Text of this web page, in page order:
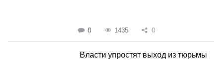
0 1435 0
Власти упростят выход из тюрьмы